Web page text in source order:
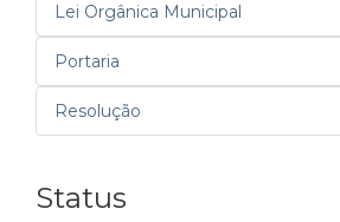
Lei Orgânica Municipal
Portaria
Resolução
Status